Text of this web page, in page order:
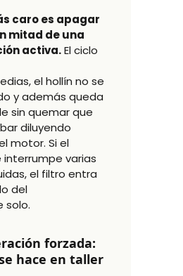
caro es apagar
mitad de una
activa.El ciclo
el hollín no se
y además queda
sin quemar que
diluyendo
motor. Si el
interrumpe varias
el filtro entra
del
solo.
forzada:
hace en taller